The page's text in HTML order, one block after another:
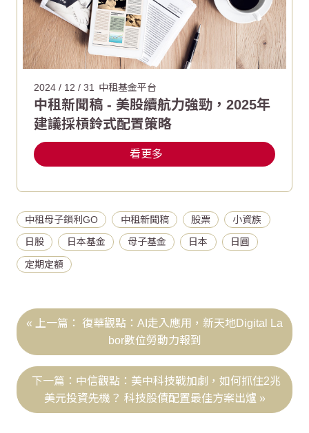
2024 / 12 / 31 中租基金平台
中租新聞稿 - 美股續航力強勁，2025年
建議採槓鈴式配置策略
看更多
中租母子鎖利GO 中租新聞稿 股票 小資族
日股 日本基金 母子基金 日本 日圓
定期定額
復華觀點：AI走入應用，新天地Digital La
bor數位勞動力報到
中信觀點：美中科技戰加劇，如何抓住2兆
美元投資先機？ 科技股債配置最佳方案出爐